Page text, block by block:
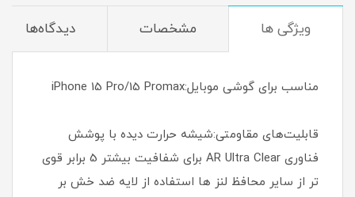
ویژگی ها مشخصات دیدگاه‌ها
مناسب برای گوشی موبایل:iPhone 15 Pro/15 Promax
قابلیت‌های مقاومتی:شیشه حرارت دیده با پوشش
فناوری AR Ultra Clear برای شفافیت بیشتر 5 برابر قوی
تر از سایر محافظ لنز ها استفاده از لایه ضد خش بر